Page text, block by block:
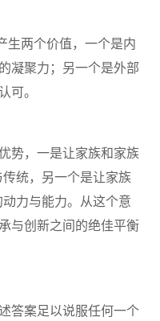
生两个价值，一个是内
凝聚力；另一个是外部
可。
势，一是让家族和家族
传统，另一个是让家族
动力与能力。从这个意
与创新之间的绝佳平衡
答案足以说服任何一个